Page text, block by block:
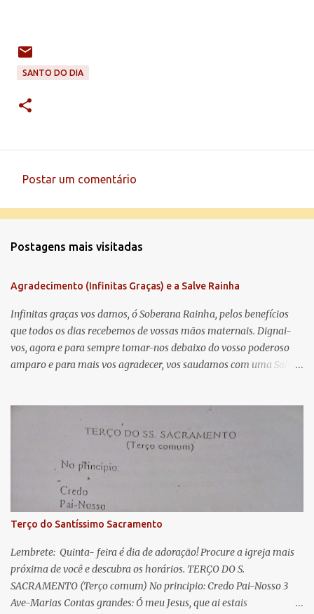
SANTO DO DIA
e
t
á
r
i
o
Postar um comentário
Postagens mais visitadas
Agradecimento (Infinitas Graças) e a Salve Rainha
Infinitas graças vos damos, ó Soberana Rainha, pelos benefícios
que todos os dias recebemos de vossas mãos maternais. Dignai-
vos, agora e para sempre tomar-nos debaixo do vosso poderoso
amparo e para mais vos agradecer, vos saudamos com uma Salve
lágrimas. Eia, pois, Advogada nossa, estes vossos olhos
misericordiosos a nós volvei, e depois deste desterro, mostrai-nos
Jesus. Bendito é o fruto do vosso ventre, ó clemente, ó piedosa, ó
doce e sempre Virgem Maria. Rogai por nós Santa Mãe de Deus.
Para que sejamos dignos das promessas de Cristo. Amém.
Terço do Santíssimo Sacramento
Lembrete: Quinta- feira é dia de adoração! Procure a igreja mais
próxima de você e descubra os horários. TERÇO DO S.
SACRAMENTO (Terço comum) No principio: Credo Pai-Nosso 3
Ave-Marias Contas grandes: Ó meu Jesus, que ai estais